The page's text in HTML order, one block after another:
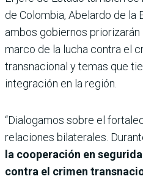
de Colombia, Abelardo de la
ambos gobiernos priorizarán
marco de la lucha contra el
transnacional y temas que
integración en la región.
“Dialogamos sobre el
relaciones bilaterales.
la cooperación en
contra el crimen